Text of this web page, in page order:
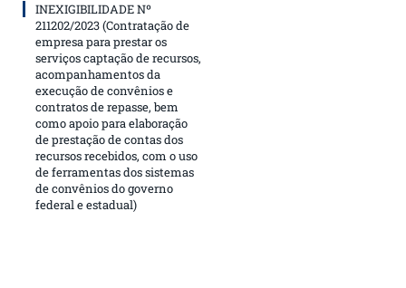
INEXIGIBILIDADE Nº
211202/2023 (Contratação de
empresa para prestar os
serviços captação de recursos,
acompanhamentos da
execução de convênios e
contratos de repasse, bem
como apoio para elaboração
de prestação de contas dos
recursos recebidos, com o uso
de ferramentas dos sistemas
de convênios do governo
federal e estadual)